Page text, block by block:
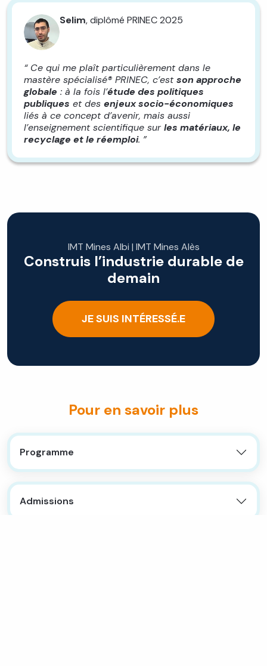
Selim, diplômé PRINEC 2025
“ Ce qui me plaît particulièrement dans le
mastère spécialisé® PRINEC, c’estson approche
globale : à la fois l’étude des politiques
publiques et des enjeux socio-économiques
liés à ce concept d’avenir, mais aussi
l’enseignement scientifique surles matériaux, le
recyclage et le réemploi. ”
IMT Mines Albi | IMT Mines Alès
Construis l’industrie durable de
demain
JE SUIS INTÉRESSÉ.E
Pour en savoir plus
Programme
Admissions